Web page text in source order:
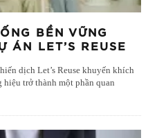
BỀN VỮNG
ÁN LET’S REUSE
dịch Let’s Reuse khuyến khích
trở thành một phần quan